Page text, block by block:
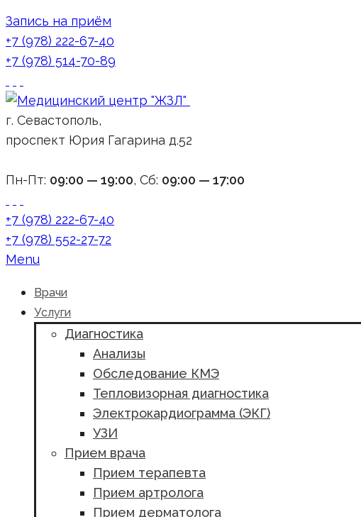
Запись на приём
+7 (978) 222-67-40
+7 (978) 514-70-89
г. Севастополь,
проспект Юрия Гагарина д.52
Пн-Пт: 09:00 — 19:00, Сб: 09:00 — 17:00
+7 (978) 222-67-40
+7 (978) 552-27-72
Menu
Врачи
Услуги
Диагностика
Анализы
Обследование КМЭ
Тепловизорная диагностика
Электрокардиограмма (ЭКГ)
УЗИ
Прием врача
Прием терапевта
Прием артролога
Прием дерматолога